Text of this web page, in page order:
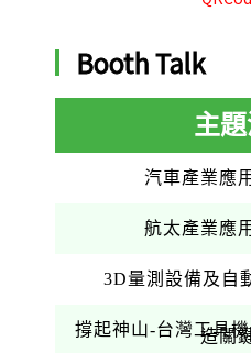
Booth Talk
主
汽車產業應
航太產業應
3D量測設備及自
撐起神山-台灣工具
造關